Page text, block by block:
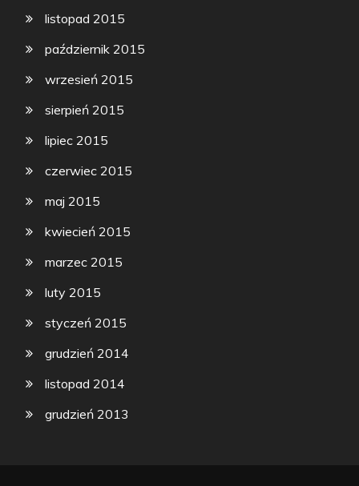
listopad 2015
październik 2015
wrzesień 2015
sierpień 2015
lipiec 2015
czerwiec 2015
maj 2015
kwiecień 2015
marzec 2015
luty 2015
styczeń 2015
grudzień 2014
listopad 2014
grudzień 2013